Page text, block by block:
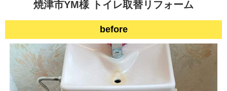
焼津市YM様 トイレ取替リフォーム
before